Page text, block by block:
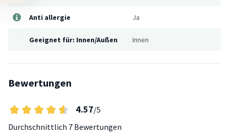
Anti allergie Ja
Geeignet für: Innen/Außen Innen
Bewertungen
4.57/5
Durchschnittlich 7 Bewertungen